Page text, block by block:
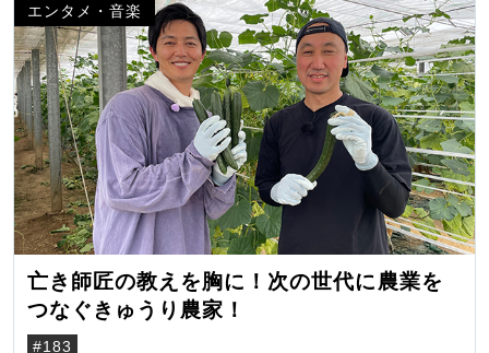
エンタメ・音楽
亡き師匠の教えを胸に！次の世代に農業を
つなぐきゅうり農家！
#183